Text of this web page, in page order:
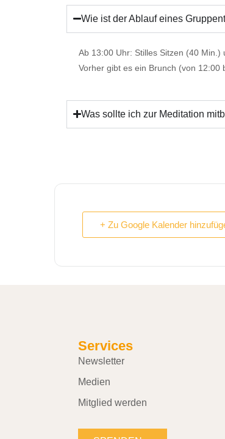
Wie ist der Ablauf eines
Ab 13:00 Uhr: Stilles Sitzen (40
Vorher gibt es ein Brunch (von 12:00
Was sollte ich zur Meditation
+ Zu Google Kalender
Services
Newsletter
Medien
Mitglied werden